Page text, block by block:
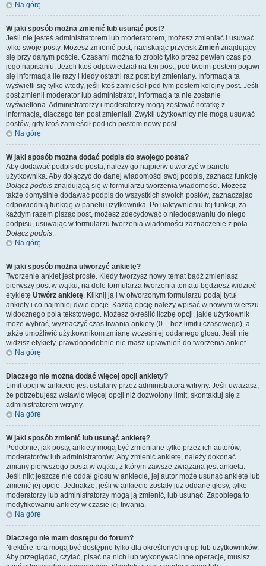
Na górę
W jaki sposób można zmienić lub usunąć post?
Jeśli nie jesteś administratorem lub moderatorem, możesz zmieniać i usuwać
tylko swoje posty. Możesz zmienić post, naciskając przycisk Zmień znajdujący
się przy danym poście. Czasami można to zrobić tylko przez pewien czas po
jego napisaniu. Jeżeli ktoś odpowiedział na ten post, pod twoim postem pojawi
się informacja ile razy i kiedy ostatni raz post był zmieniany. Informacja ta
wyświetli się tylko wtedy, jeśli ktoś zamieścił pod tym postem kolejny post. Jeśli
post zmienił moderator lub administrator, informacja ta nie zostanie
wyświetlona. Administratorzy i moderatorzy mogą zostawić notatkę z
informacją, dlaczego ten post zmieniali. Zwykli użytkownicy nie mogą usuwać
postów, gdy ktoś zamieścił pod ich postem nowy post.
Na górę
W jaki sposób można dodać podpis do swojego posta?
Aby dodawać podpis do posta, należy go najpierw utworzyć w panelu
użytkownika. Aby dołączyć do danej wiadomości swój podpis, zaznacz funkcję
Dołącz podpis znajdującą się w formularzu tworzenia wiadomości. Możesz
także domyślnie dodawać podpis do wszystkich swoich postów, zaznaczając
odpowiednią funkcję w panelu użytkownika. Po uaktywnieniu tej funkcji, za
każdym razem pisząc post, możesz zdecydować o niedodawaniu do niego
podpisu, usuwając w formularzu tworzenia wiadomości zaznaczenie z pola
Dołącz podpis.
Na górę
W jaki sposób można utworzyć ankietę?
Tworzenie ankiet jest proste. Kiedy tworzysz nowy temat bądź zmieniasz
pierwszy post w wątku, na dole formularza tworzenia tematu będziesz widzieć
etykietę Utwórz ankietę. Kliknij ją i w otworzonym formularzu podaj tytuł
ankiety i co najmniej dwie opcje. Każdą opcję należy wpisać w nowym wierszu
widocznego pola tekstowego. Możesz określić liczbę opcji, jakie użytkownik
może wybrać, wyznaczyć czas trwania ankiety (0 – bez limitu czasowego), a
także umożliwić użytkownikom zmianę wcześniej oddanego głosu. Jeśli nie
widzisz etykiety, prawdopodobnie nie masz uprawnień do tworzenia ankiet.
Na górę
Dlaczego nie można dodać więcej opcji ankiety?
Limit opcji w ankiecie jest ustalany przez administratora witryny. Jeśli uważasz,
że potrzebujesz wstawić więcej opcji niż dozwolony limit, skontaktuj się z
administratorem witryny.
Na górę
W jaki sposób zmienić lub usunąć ankietę?
Podobnie, jak posty, ankiety mogą być zmieniane tylko przez ich autorów,
moderatorów lub administratorów. Aby zmienić ankietę, należy dokonać
zmiany pierwszego posta w wątku, z którym zawsze związana jest ankieta.
Jeśli nikt jeszcze nie oddał głosu w ankiecie, jej autor może usunąć ankietę lub
zmienić jej opcje. Jednakże, jeśli w ankiecie zostały już oddane głosy, tylko
moderatorzy lub administratorzy mogą ją zmienić, lub usunąć. Zapobiega to
modyfikowaniu ankiety w czasie jej trwania.
Na górę
Dlaczego nie mam dostępu do forum?
Niektóre fora mogą być dostępne tylko dla określonych grup lub użytkowników.
Aby przeglądać, czytać, pisać na nich lub wykonywać inne operacje, musisz